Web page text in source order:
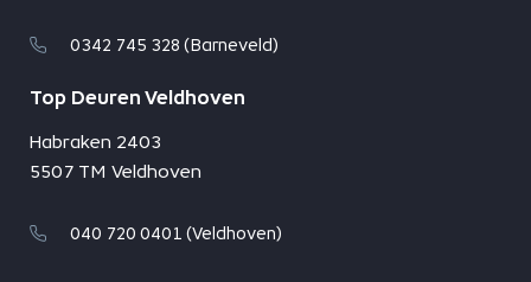
0342 745 328 (Barneveld)
Top Deuren Veldhoven
Habraken 2403
5507 TM Veldhoven
040 720 0401 (Veldhoven)